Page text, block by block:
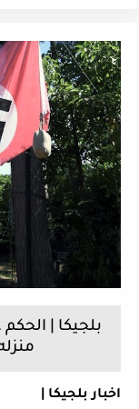
بلجيكا |
اخبار بلجيكا |